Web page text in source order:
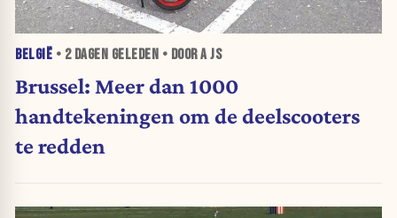
BELGIË • 2 DAGEN GELEDEN • DOOR A JS
Brussel: Meer dan 1000
handtekeningen om de deelscooters
te redden